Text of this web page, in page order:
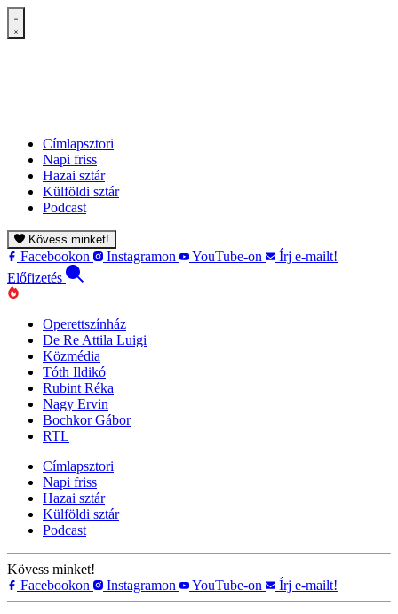
Címlapsztori
Napi friss
Hazai sztár
Külföldi sztár
Podcast
Kövess minket!
Facebookon Instagramon YouTube-on
Írj e-mailt!
Előfizetés
Operettszínház
De Re Attila Luigi
Közmédia
Tóth Ildikó
Rubint Réka
Nagy Ervin
Bochkor Gábor
RTL
Címlapsztori
Napi friss
Hazai sztár
Külföldi sztár
Podcast
Kövess minket!
Facebookon
Instagramon YouTube-on Írj e-mailt!